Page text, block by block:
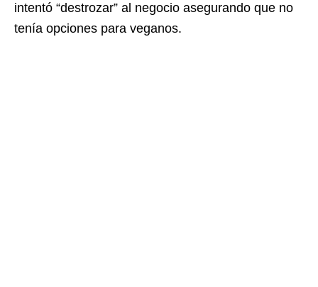
intentó “destrozar” al negocio asegurando que no
tenía opciones para veganos.